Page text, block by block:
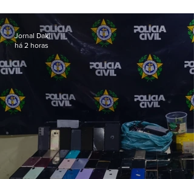
aposentados é preso
Jornal Daki
há 2 horas